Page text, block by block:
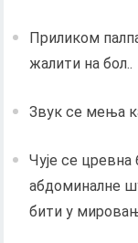
Приликом
жалити на бол..
Звук се мења
Чује се
абдоминалне
бити у